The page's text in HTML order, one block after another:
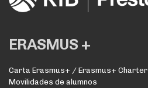
ERASMUS +
Carta Erasmus+ / Erasmus+ Charter
Movilidades de alumnos